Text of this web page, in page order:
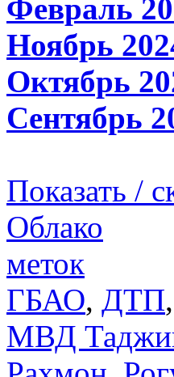
Февраль
Ноябрь
Октябрь
Сентябрь
Показать /
Облако
меток
ГБАО, ДТП,
МВД